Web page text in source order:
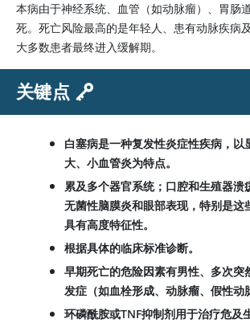
本病由于神经系统、血管（如动脉瘤）、胃肠
死。死亡风险最高的是年轻人、患有动脉疾病
大多数患者最终进入缓解期。
关键点
白塞病是一种复发性炎症性疾病，以
大、小血管炎为特点。
累及多个器官系统；口腔和生殖器溃
无菌性脑膜炎和眼部表现，特别是这
具有高度特征性。
根据具体的临床标准诊断。
早期死亡的危险因素有男性、多次突
发症（如血栓形成、动脉瘤、假性动
环磷酰胺或TNF抑制剂用于治疗危及